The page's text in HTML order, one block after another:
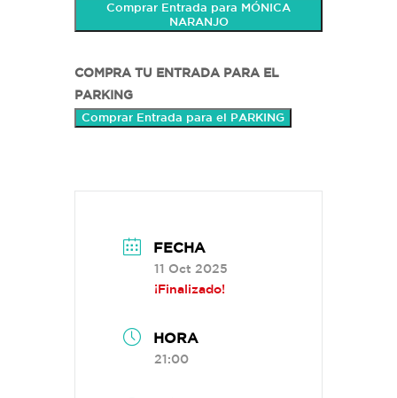
Comprar Entrada para MÓNICA
NARANJO
COMPRA TU ENTRADA PARA EL
PARKING
Comprar Entrada para el PARKING
FECHA
11 Oct 2025
¡Finalizado!
HORA
21:00